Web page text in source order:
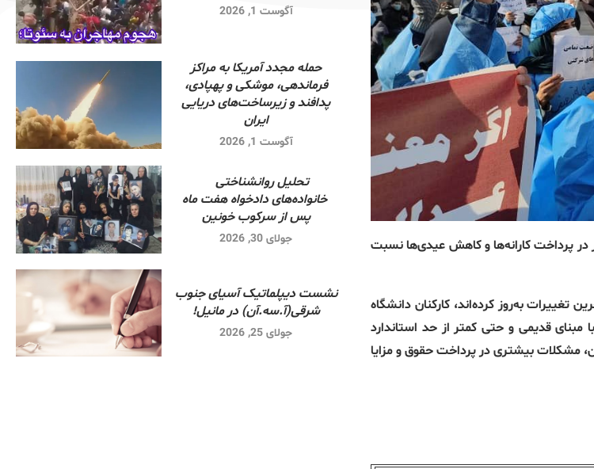
در پرداخت کارانه‌ها و کاهش عیدی‌ها نسبت
تغییرات به‌روز کرده‌اند، کارکنان دانشگاه
مبنای قدیمی و حتی کمتر از حد استاندارد
مشکلات بیشتری در پرداخت حقوق و مزایا
آگوست 1, 2026
حمله مجدد آمریکا به مراکز
فرماندهی، موشکی و پهپادی،
پدافند و زیرساخت‌های دریایی
ایران
آگوست 1, 2026
تحلیل روانشناختی
خانواده‌های دادخواه هفت ماه
پس از سرکوب خونین
جولای 30, 2026
نشست دیپلماتیک آسیای جنوب
شرقی‌(آ.سه.آن) در مانیل!
جولای 25, 2026